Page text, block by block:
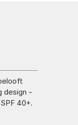
design -
40+.